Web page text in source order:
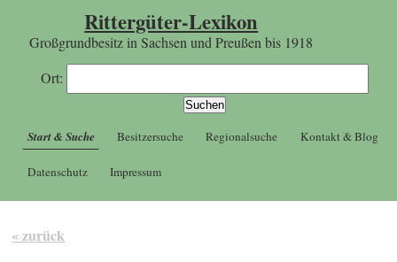
Rittergüter-Lexikon
Großgrundbesitz in Sachsen und Preußen bis 1918
Ort:
Start & Suche Besitzersuche Regionalsuche Kontakt & Blog
Datenschutz Impressum
« zurück